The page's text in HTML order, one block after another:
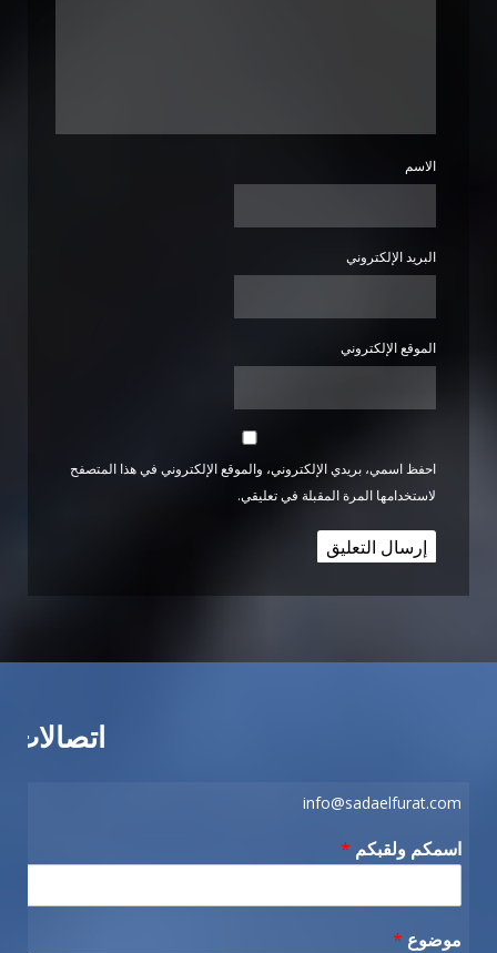
الاسم
البريد الإلكتروني
الموقع الإلكتروني
احفظ اسمي، بريدي الإلكتروني، والموقع الإلكتروني في هذا المتصفح
لاستخدامها المرة المقبلة في تعليقي.
اتصالات
info@sadaelfurat.com
اسمكم ولقبكم *
موضوع *